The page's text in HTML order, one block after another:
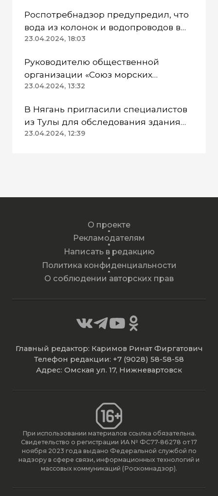
Роспотребнадзор предупредил, что
вода из колонок и водопроводов в
Казанском районе непригодна для
23.04.2024, 18:03
Руководителю общественной
организации «Союз морских
пехотинцев» Югры вынесли
23.04.2024, 13:32
В Нягань пригласили специалистов
из Тулы для обследования здания
ДК «Геолог»
23.04.2024, 12:39
О проекте
Рекламодателям
Написать в редакцию
Политика конфиденциальности
О соблюдении авторских прав
Главный редактор: Каримов Ринат Фиргатович
Телефон редакции: +7 (9028) 58-58-58
Адрес: Омская ул. 17, Нижневартовск
При использовании материалов ссылка обязательна.
Свидетельство о регистрации ИА № ФС77-86278 от 17
ноября 2023 года выдано Федеральной службой по
надзору в сфере связи, информационных технологий и
массовых коммуникаций (Роскомнадзор).